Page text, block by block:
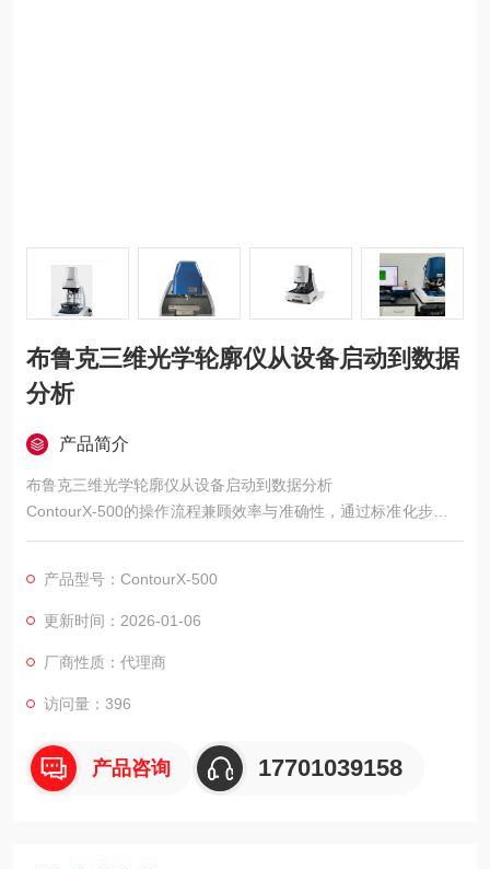
布鲁克三维光学轮廓仪从设备启动到数据
分析
产品简介
布鲁克三维光学轮廓仪从设备启动到数据分析
ContourX-500的操作流程兼顾效率与准确性，通过标准化步骤与
智能化辅助功能，降低用户学习成本。
产品型号：ContourX-500
更新时间：2026-01-06
厂商性质：代理商
访问量：396
产品咨询 17701039158